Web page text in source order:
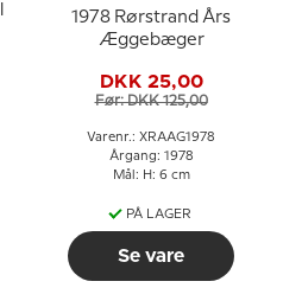
1978 Rørstrand Års
Æggebæger
DKK 25,00
Før: DKK 125,00
Varenr.: XRAAG1978
Årgang: 1978
Mål: H: 6 cm
PÅ LAGER
Se vare